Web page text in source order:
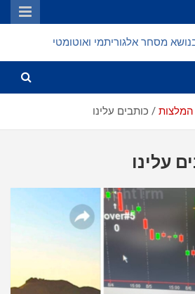
מסחר אלגוריתמי ואוטומטי
המלצות כותבים עלינו
עלינו